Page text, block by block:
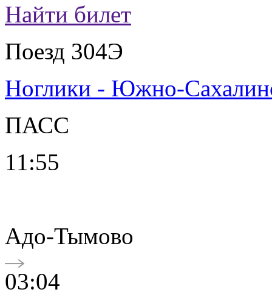
Найти билет
Поезд 304Э
Ноглики - Южно-
ПАСС
11:55
Адо-Тымово
03:04